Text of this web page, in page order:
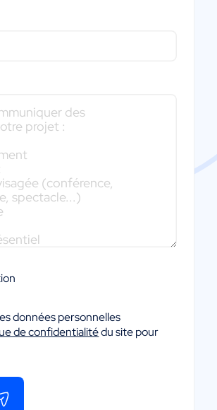
données personnelles
de confidentialitédu site pour